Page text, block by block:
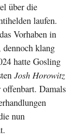
über die
laufen.
Vorhaben in
dennoch klang
hatte Gosling
Josh Horowitz
offenbart. Damals
nun